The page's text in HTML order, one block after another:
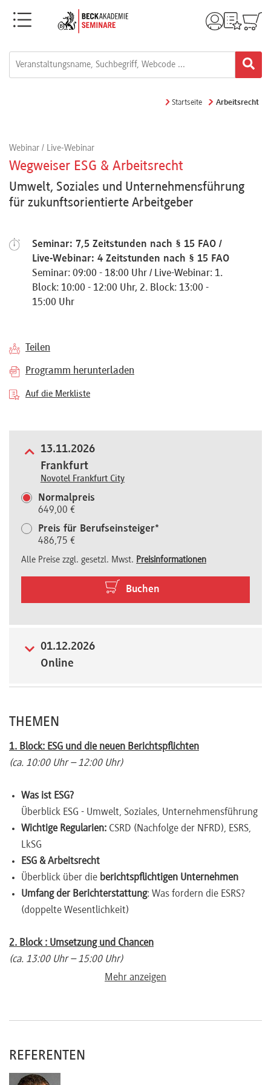
Menü
Webinare
Learnings
Referenten
Preisvorteile
Newsletter
Startseite Arbeitsrecht
Webinar / Live-Webinar
Wegweiser ESG & Arbeitsrecht
Umwelt, Soziales und Unternehmensführung
für zukunftsorientierte Arbeitgeber
Seminar: 7,5 Zeitstunden nach § 15 FAO /
Live-Webinar: 4 Zeitstunden nach § 15 FAO
Seminar: 09:00 - 18:00 Uhr / Live-Webinar: 1.
Block: 10:00 - 12:00 Uhr, 2. Block: 13:00 -
15:00 Uhr
Teilen
Programm herunterladen
Auf die Merkliste
13.11.2026
Frankfurt
Novotel Frankfurt City
Normalpreis
649,00 €
Preis für Berufseinsteiger*
486,75 €
Alle Preise zzgl. gesetzl. Mwst. Preisinformationen
Buchen
01.12.2026
Online
THEMEN
1. Block: ESG und die neuen Berichtspflichten
(ca. 10:00 Uhr – 12:00 Uhr)
Was ist ESG?
Überblick ESG - Umwelt, Soziales, Unternehmensführung
Wichtige Regularien: CSRD (Nachfolge der NFRD), ESRS,
LkSG
ESG & Arbeitsrecht
Überblick über die berichtspflichtigen Unternehmen
Umfang der Berichterstattung: Was fordern die ESRS?
(doppelte Wesentlichkeit)
2. Block : Umsetzung und Chancen
(ca. 13:00 Uhr – 15:00 Uhr)
mehr...
Datenerhebung
Mehr anzeigen
REFERENTEN